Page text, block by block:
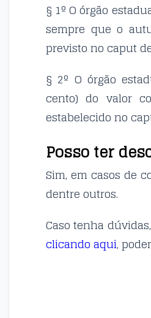
§ 1º O órgão
sempre que o
previsto no caput
§ 2º O órgão
cento) do valor
estabelecido no
Posso ter
Sim, em casos de
dentre outros.
Caso tenha
clicando aqui,